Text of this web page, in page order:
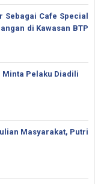
Sebagai Cafe Special
di Kawasan BTP
Minta Pelaku Diadili
Masyarakat, Putri